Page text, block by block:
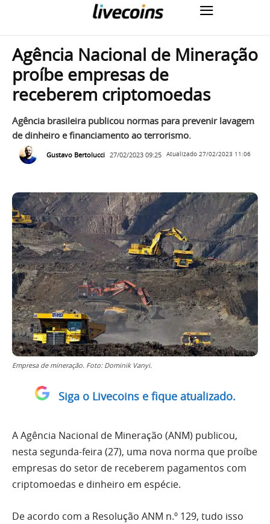
Agência Nacional de Mineração
proíbe empresas de
receberem criptomoedas
Agência brasileira publicou normas para prevenir lavagem
de dinheiro e financiamento ao terrorismo.
Gustavo Bertolucci 27/02/2023 09:25 Atualizado 27/02/2023 11:06
Empresa de mineração. Foto: Dominik Vanyi.
Siga o Livecoins e fique atualizado.
A Agência Nacional de Mineração (ANM) publicou,
nesta segunda-feira (27), uma nova norma que proíbe
empresas do setor de receberem pagamentos com
criptomoedas e dinheiro em espécie.
De acordo com a Resolução ANM n.º 129, tudo isso